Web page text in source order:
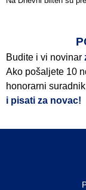
Budite i vi novinar
Ako pošaljete 10
honorarni suradnik
i pisati za novac!